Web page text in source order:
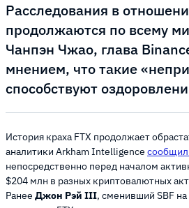
Расследования в
продолжаются по всему
Чанпэн Чжао, глава
мнением, что такие
способствуют
История краха FTX продолжает
аналитики Arkham Intelligence
непосредственно перед началом
$204 млн в разных криптовалютных
Ранее Джон Рэй III, сменивший SBF на